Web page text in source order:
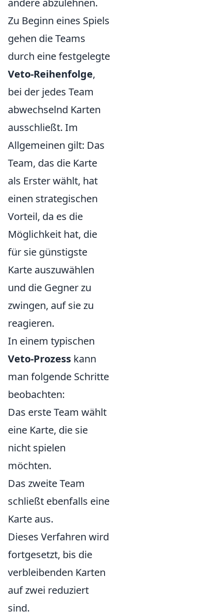
andere abzulehnen.
Zu Beginn eines Spiels
gehen die Teams
durch eine festgelegte
Veto-Reihenfolge,
bei der jedes Team
abwechselnd Karten
ausschließt. Im
Allgemeinen gilt: Das
Team, das die Karte
als Erster wählt, hat
einen strategischen
Vorteil, da es die
Möglichkeit hat, die
für sie günstigste
Karte auszuwählen
und die Gegner zu
zwingen, auf sie zu
reagieren.
In einem typischen
Veto-Prozess kann
man folgende Schritte
beobachten:
Das erste Team wählt
eine Karte, die sie
nicht spielen
möchten.
Das zweite Team
schließt ebenfalls eine
Karte aus.
Dieses Verfahren wird
fortgesetzt, bis die
verbleibenden Karten
auf zwei reduziert
sind.